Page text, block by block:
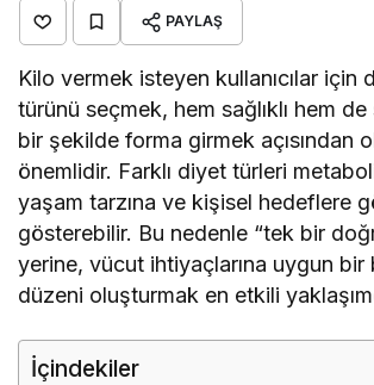
PAYLAŞ
Kilo vermek isteyen kullanıcılar için
türünü seçmek, hem sağlıklı hem
bir şekilde forma girmek açısından
önemlidir. Farklı diyet türleri
yaşam tarzına ve kişisel hedeflere
gösterebilir. Bu nedenle “tek bir
yerine, vücut ihtiyaçlarına uygun bir
düzeni oluşturmak en etkili
İçindekiler